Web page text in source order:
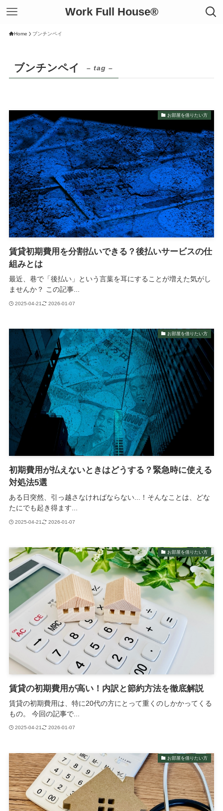
Work Full House®︎
Home ブンチンペイ
ブンチンペイ – tag –
お部屋を借りたい方
賃貸初期費用を分割払いできる？後払いサービスの仕
組みとは
最近、巷で「後払い」という言葉を耳にすることが増えた気がし
ませんか？ この記事...
2025-04-21 2026-01-07
お部屋を借りたい方
初期費用が払えないときはどうする？緊急時に使える
対処法5選
ある日突然、引っ越さなければならない...！そんなことは、どな
たにでも起き得ます...
2025-04-21 2026-01-07
お部屋を借りたい方
賃貸の初期費用が高い！内訳と節約方法を徹底解説
賃貸の初期費用は、特に20代の方にとって重くのしかかってくる
もの。 今回の記事で...
2025-04-21 2026-01-07
お部屋を借りたい方